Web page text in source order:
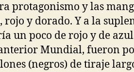
protagonismo y las
rojo y dorado. Y a la
un poco de rojo y de
Mundial, fueron
(negros) de tiraje